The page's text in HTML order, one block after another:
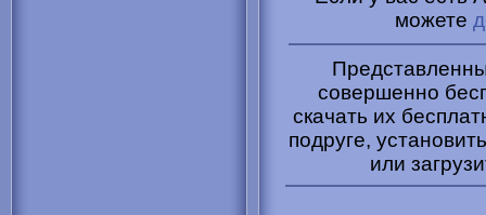
можете
совершенно
скачать их
подруге,
или